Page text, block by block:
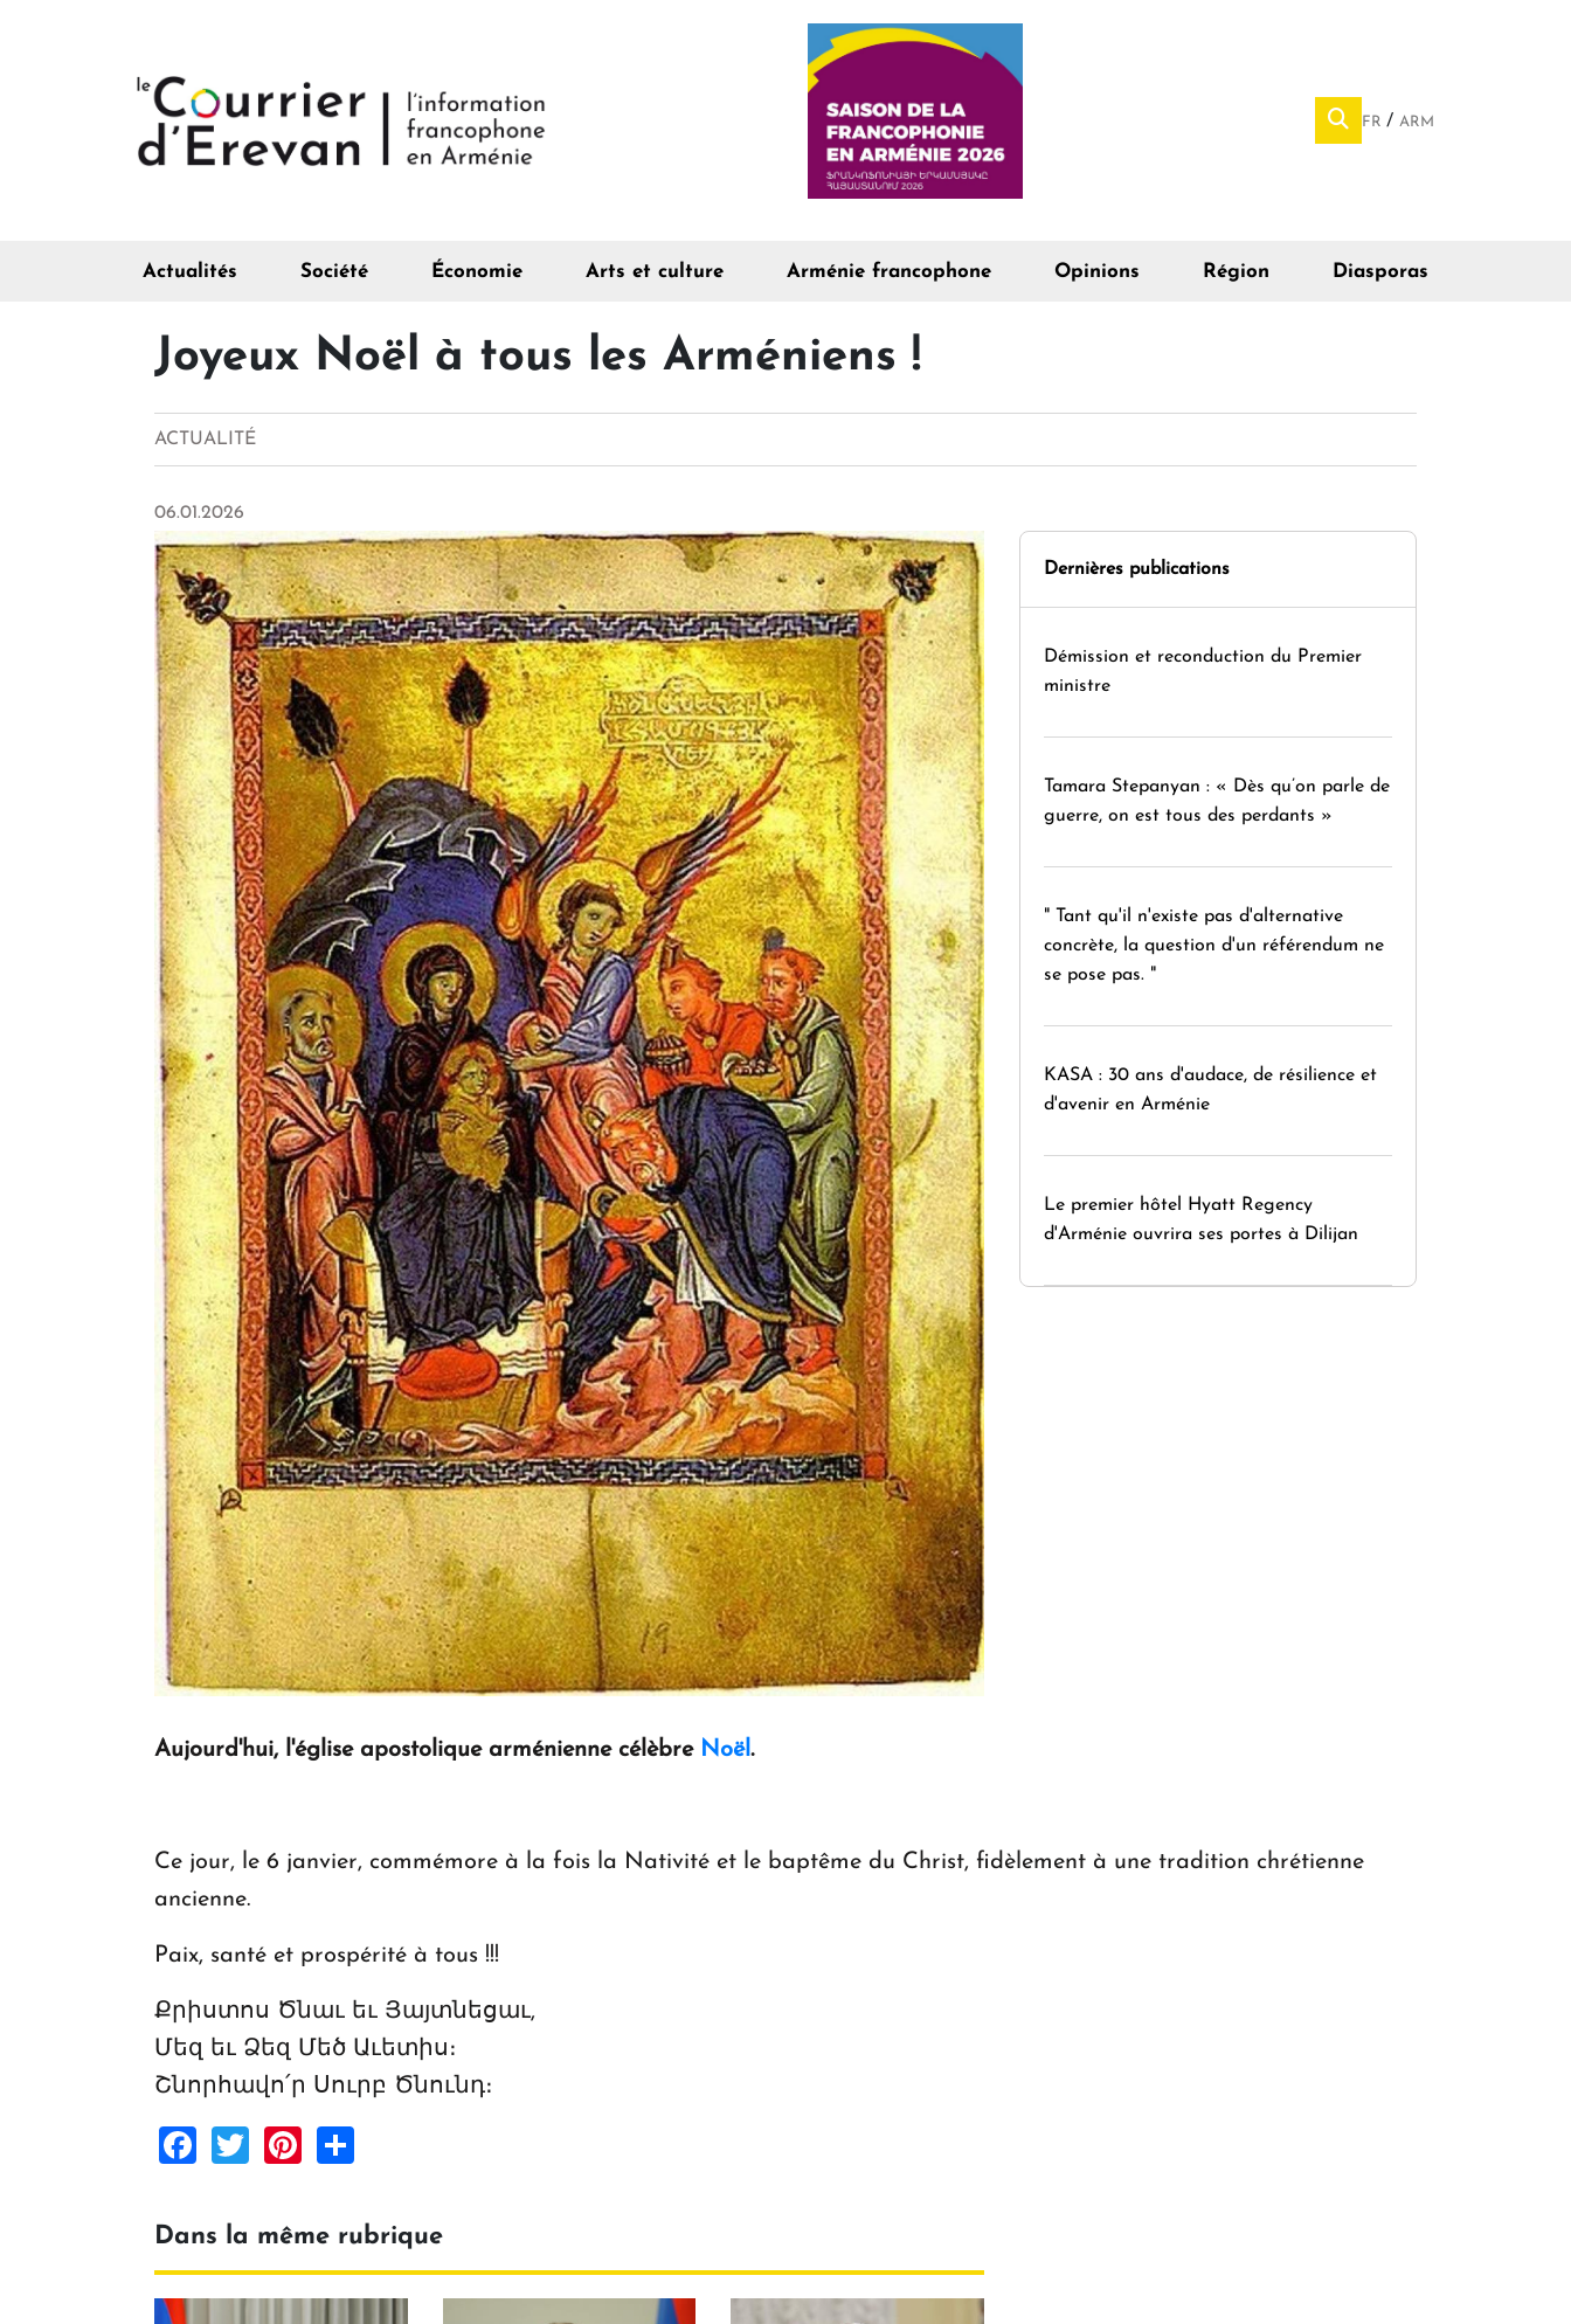
FR ARM
Actualités Société Économie Arts et culture Arménie francophone Opinions Région Diasporas
Joyeux Noël à tous les Arméniens !
ACTUALITÉ
06.01.2026
Dernières publications
Démission et reconduction du Premier
ministre
Tamara Stepanyan : « Dès qu’on parle de
guerre, on est tous des perdants »
" Tant qu'il n'existe pas d'alternative
concrète, la question d'un référendum ne
se pose pas. "
KASA : 30 ans d'audace, de résilience et
d'avenir en Arménie
Le premier hôtel Hyatt Regency
d'Arménie ouvrira ses portes à Dilijan
Aujourd'hui, l'église apostolique arménienne célèbre Noël.
Ce jour, le 6 janvier, commémore à la fois la Nativité et le baptême du Christ, fidèlement à une tradition chrétienne
ancienne.
Paix, santé et prospérité à tous !!!
Քրիստոս Ծնաւ եւ Յայտնեցաւ,
Մեզ եւ Ձեզ Մեծ Աւետիս։
Շնորհավո՛ր Սուրբ Ծնունդ։
Facebook
TwitterPinterest
Dans la même rubrique